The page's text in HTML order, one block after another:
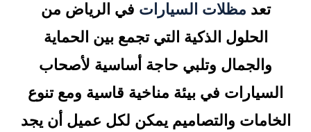
تعد مظلات السيارات في الرياض من
الحلول الذكية التي تجمع بين الحماية
والجمال وتلبي حاجة أساسية لأصحاب
السيارات في بيئة مناخية قاسية ومع تنوع
الخامات والتصاميم يمكن لكل عميل أن يجد